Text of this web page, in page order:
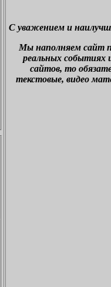
С уважением и
Мы наполняем сайт
реальных событиях
сайтов, то
текстовые, видео